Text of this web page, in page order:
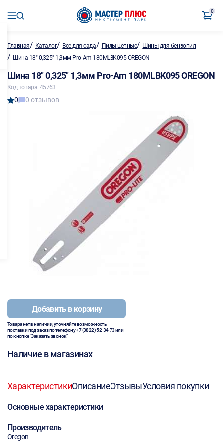
0
Главная/ Каталог/ Все для сада/ Пилы цепные/ Шины для бензопил
/ Шина 18" 0,325" 1,3мм Pro-Am 180MLBK095 OREGON
Шина 18" 0,325" 1,3мм Pro-Am 180MLBK095 OREGON
Код товара: 45763
0 0 отзывов
Добавить в корзину
Товара нет в наличии, уточняйте возможность
поставки под заказ по телефону+7 (3822) 52-34-73или
по кнопке "Заказать звонок"
Наличие в магазинах
ХарактеристикиОписаниеОтзывыУсловия покупки
Основные характеристики
Производитель
Oregon